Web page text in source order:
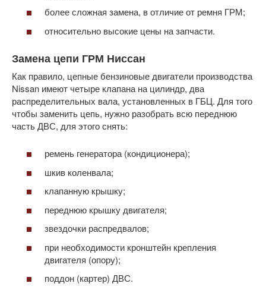
более сложная замена, в отличие от ремня ГРМ;
относительно высокие цены на запчасти.
Замена цепи ГРМ Ниссан
Как правило, цепные бензиновые двигатели производства
Nissan имеют четыре клапана на цилиндр, два
распределительных вала, установленных в ГБЦ. Для того
чтобы заменить цепь, нужно разобрать всю переднюю
часть ДВС, для этого снять:
ремень генератора (кондиционера);
шкив коленвала;
клапанную крышку;
переднюю крышку двигателя;
звездочки распредвалов;
при необходимости кронштейн крепления
двигателя (опору);
поддон (картер) ДВС.